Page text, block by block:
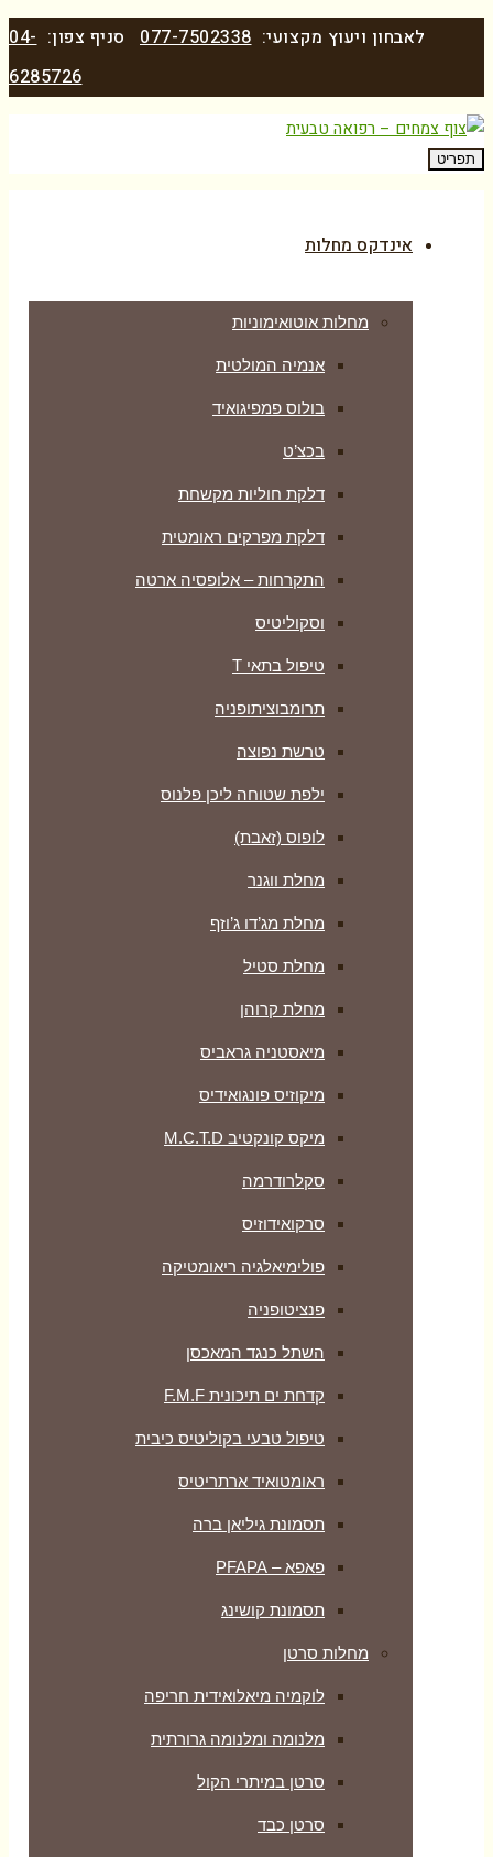
לאבחון ויעוץ מקצועי:077-7502338 סניף צפון:04-
6285726
תפריט
אינדקס מחלות
מחלות אוטואימוניות
אנמיה המולטית
בולוס פמפיגואיד
בכצ’ט
דלקת חוליות מקשחת
דלקת מפרקים ראומטית
התקרחות – אלופסיה ארטה
וסקוליטיס
טיפול בתאי T
תרומבוציתופניה
טרשת נפוצה
ילפת שטוחה ליכן פלנוס
לופוס (זאבת)
מחלת ווגנר
מחלת מג’דו ג’וזף
מחלת סטיל
מחלת קרוהן
מיאסטניה גראביס
מיקוזיס פונגואידיס
מיקס קונקטיב M.C.T.D
סקלרודרמה
סרקואידוזיס
פולימיאלגיה ריאומטיקה
‏פנציטופניה
השתל כנגד המאכסן
קדחת ים תיכונית F.M.F
טיפול טבעי בקוליטיס כיבית
ראומטואיד ארתריטיס
תסמונת גיליאן ברה
פאפא – PFAPA
תסמונת קושינג
מחלות סרטן
לוקמיה מיאלואידית חריפה
מלנומה ומלנומה גרורתית
סרטן במיתרי הקול
סרטן כבד